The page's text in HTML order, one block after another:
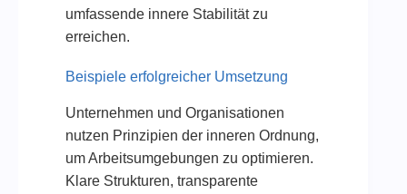
umfassende innere Stabilität zu
erreichen.
Beispiele erfolgreicher Umsetzung
Unternehmen und Organisationen
nutzen Prinzipien der inneren Ordnung,
um Arbeitsumgebungen zu optimieren.
Klare Strukturen, transparente